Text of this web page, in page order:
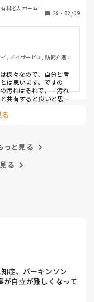
のですが、耳栓よりも
生的に消毒なども必要
料老人ホーム,
28 ・ 02/09
, デイサービス, 訪問介護,
様々なので、自分と考
は思います。ですの
汚れはそれで、「汚れ
共有すると良いと思い
っと見る
る
症、パーキンソン
が自立が難しくなって
自分で手づかみで食